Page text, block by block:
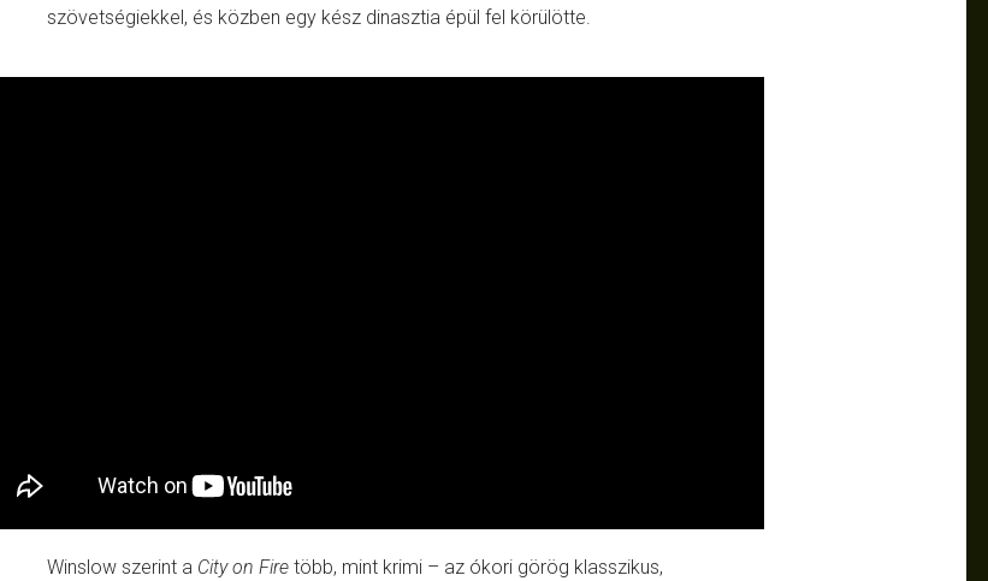
szövetségiekkel, és közben egy kész dinasztia épül fel körülötte.
Winslow szerint a City on Fire több, mint krimi – az ókori görög klasszikus,